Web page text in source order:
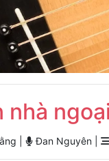
nhà
| Đan Nguyên |